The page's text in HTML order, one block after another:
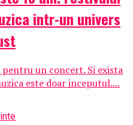
intr-un univers
un concert. Si exista
este doar inceputul....